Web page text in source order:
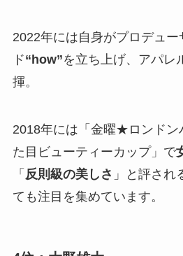
2022年には自身がプロデュ
ド“how”を立ち上げ、アパレ
揮。
2018年には「金曜★ロンドン
た目ビューティーカップ」で
「 反則級の美しさ 」と評され
ても注目を集めています。